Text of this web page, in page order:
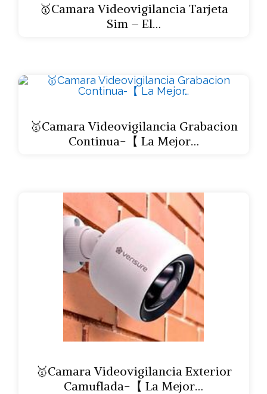
🥇Camara Videovigilancia Tarjeta
Sim – El…
🥇Camara Videovigilancia Grabacion
Continua-【 La Mejor…
🥇Camara Videovigilancia Exterior
Camuflada-【 La Mejor…